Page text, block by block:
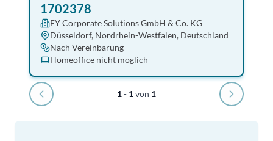
1702378
EY Corporate Solutions GmbH & Co. KG
Düsseldorf, Nordrhein-Westfalen, Deutschland
Nach Vereinbarung
Homeoffice nicht möglich
1- 1von 1